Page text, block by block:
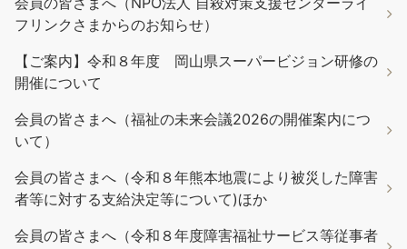
フリンクさまからのお知らせ）
【ご案内】令和８年度 岡山県スーパービジョン研修の
開催について
会員の皆さまへ（福祉の未来会議2026の開催案内につ
いて）
会員の皆さまへ（令和８年熊本地震により被災した障害
者等に対する支給決定等について)ほか
会員の皆さまへ（令和８年度障害福祉サービス等従事者